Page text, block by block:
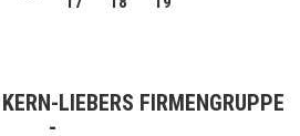
LIEBERS FIRMENGRUPPE